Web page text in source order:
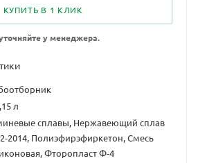
КУПИТЬ В 1 КЛИК
у менеджера.
л
сплавы, Нержавеющий сплав
2014, Полиэфирэфиркетон, Смесь
Фторопласт Ф-4